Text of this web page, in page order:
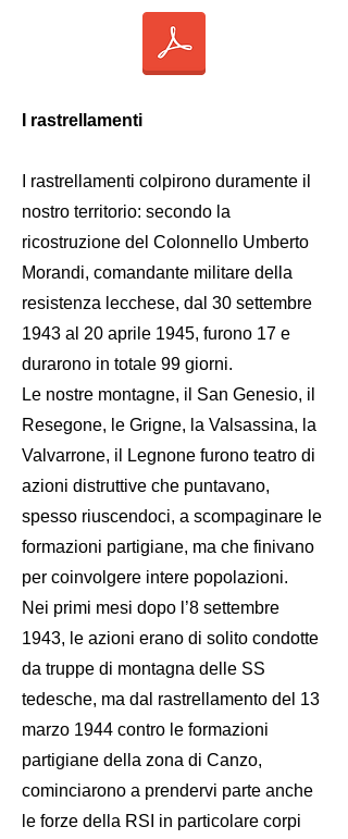
I rastrellamenti
I rastrellamenti colpirono duramente il
nostro territorio: secondo la
ricostruzione del Colonnello Umberto
Morandi, comandante militare della
resistenza lecchese, dal 30 settembre
1943 al 20 aprile 1945, furono 17 e
durarono in totale 99 giorni.
Le nostre montagne, il San Genesio, il
Resegone, le Grigne, la Valsassina, la
Valvarrone, il Legnone furono teatro di
azioni distruttive che puntavano,
spesso riuscendoci, a scompaginare le
formazioni partigiane, ma che finivano
per coinvolgere intere popolazioni.
Nei primi mesi dopo l’8 settembre
1943, le azioni erano di solito condotte
da truppe di montagna delle SS
tedesche, ma dal rastrellamento del 13
marzo 1944 contro le formazioni
partigiane della zona di Canzo,
cominciarono a prendervi parte anche
le forze della RSI in particolare corpi